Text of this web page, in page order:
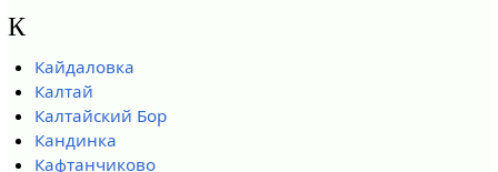
К
Кайдаловка
Калтай
Калтайский Бор
Кандинка
Кафтанчиково